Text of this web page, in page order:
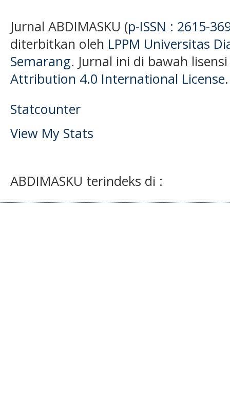
Jurnal ABDIMASKU (p-ISSN : 2615-
diterbitkan oleh LPPM Universitas
Semarang. Jurnal ini di bawah
Attribution 4.0 International License.
Statcounter
View My Stats
ABDIMASKU terindeks di :